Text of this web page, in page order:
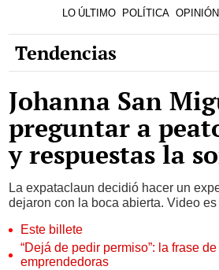
LO ÚLTIMO POLÍTICA OPINIÓN
Tendencias
Johanna San
preguntar a
y respuestas la
La expataclaun decidió hacer un
dejaron con la boca abierta. Video es
Este billete
“Dejá de pedir permiso”: la frase
emprendedoras